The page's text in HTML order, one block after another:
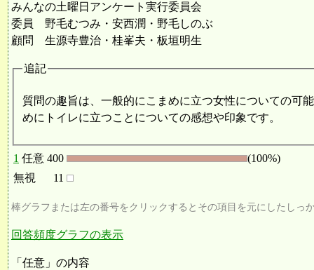
みんなの土曜日アンケート実行委員会
委員 野毛むつみ・安西潤・野毛しのぶ
顧問 生源寺豊治・桂峯夫・板垣明生
追記
質問の趣旨は、一般的にこまめに立つ女性についての可
めにトイレに立つことについての感想や印象です。
1 任意 400
(100%)
無視
11
棒グラフまたは左の番号をクリックするとその項目を元にしたしっ
回答頻度グラフの表示
「任意」の内容